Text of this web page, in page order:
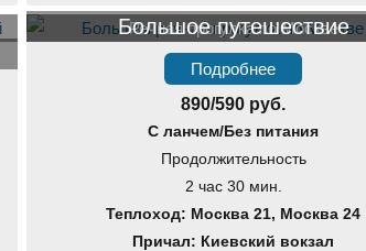
Речная прогулка по Москве
Большое путешествие
Подробнее
890/590 руб.
С ланчем/Без питания
Продолжительность
2 час 30 мин.
Теплоход: Москва 21, Москва 24
Причал: Киевский вокзал